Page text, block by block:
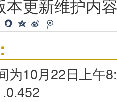
本更新维护内
为10月22日上午